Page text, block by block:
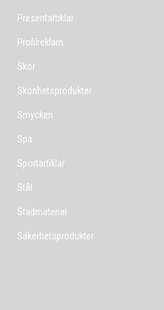
Presentartiklar
Profilreklam
Skor
Skönhetsprodukter
Smycken
Spa
Sportartiklar
Stål
Städmaterial
Säkerhetsprodukter